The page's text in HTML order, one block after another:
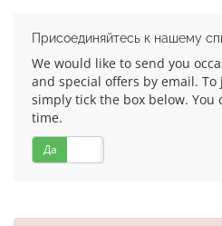
Присоединяйтесь к нашему
We would like to send you
and special offers by email.
simply tick the box below. You
time.
Да